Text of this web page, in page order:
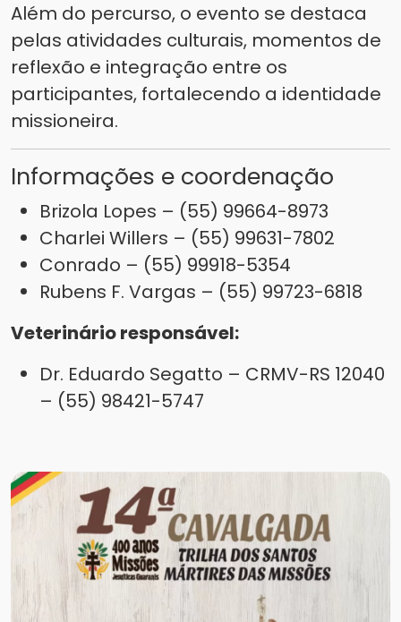
Além do percurso, o evento se destaca
pelas atividades culturais, momentos de
reflexão e integração entre os
participantes, fortalecendo a identidade
missioneira.
Informações e coordenação
Brizola Lopes – (55) 99664-8973
Charlei Willers – (55) 99631-7802
Conrado – (55) 99918-5354
Rubens F. Vargas – (55) 99723-6818
Veterinário responsável:
Dr. Eduardo Segatto – CRMV-RS 12040
– (55) 98421-5747